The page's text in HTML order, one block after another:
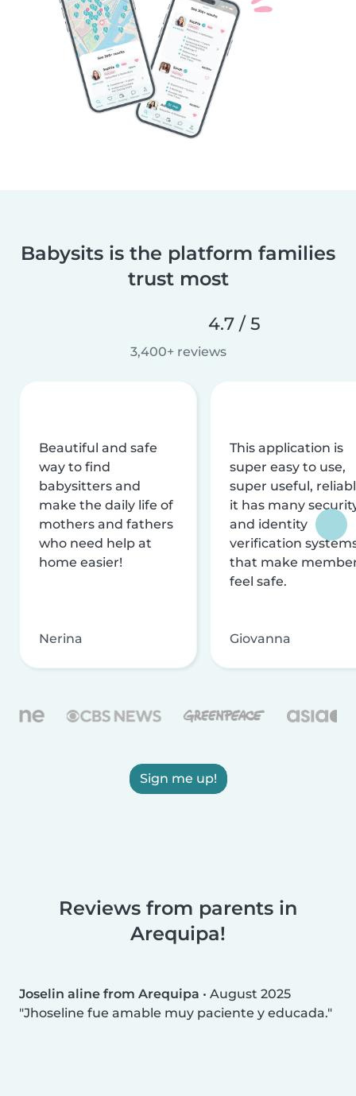
Babysits is the platform families
trust most
4.7 / 5
3,400+ reviews
Beautiful and safe
way to find
babysitters and
make the daily life of
mothers and fathers
who need help at
home easier!
Nerina
This application is
super easy to use,
super useful,
it has many
and identity
verification
that make
feel safe.
Giovanna
Sign me up!
Reviews from parents in
Arequipa!
Joselin aline from Arequipa • August 2025
Jhoseline fue amable muy paciente y educada.